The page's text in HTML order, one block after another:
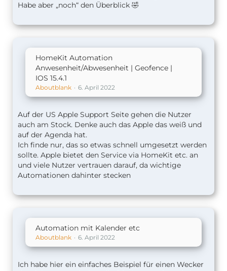
Habe aber „noch“ den Überblick 🤣
HomeKit Automation
Anwesenheit/Abwesenheit | Geofence |
IOS 15.4.1
Aboutblank 6. April 2022
Auf der US Apple Support Seite gehen die Nutzer
auch am Stock. Denke auch das Apple das weiß und
auf der Agenda hat.
Ich finde nur, das so etwas schnell umgesetzt werden
sollte. Apple bietet den Service via HomeKit etc. an
und viele Nutzer vertrauen darauf, da wichtige
Automationen dahinter stecken
Automation mit Kalender etc
Aboutblank 6. April 2022
Ich habe hier ein einfaches Beispiel für einen Wecker